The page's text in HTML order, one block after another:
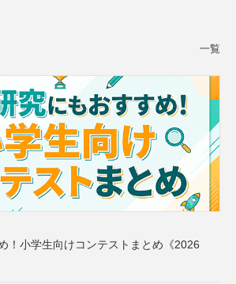
一覧
！小学生向けコンテストまとめ《2026